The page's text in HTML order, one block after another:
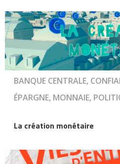
BANQUE CENTRALE,
ÉPARGNE, MONNAIE,
La création monétaire